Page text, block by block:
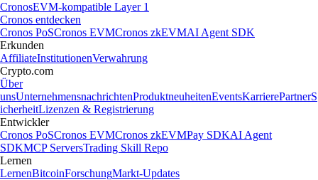
CronosEVM-kompatible Layer 1
Cronos entdecken
Cronos PoSCronos EVMCronos zkEVMAI Agent SDK
Erkunden
AffiliateInstitutionenVerwahrung
Crypto.com
Über
unsUnternehmensnachrichtenProduktneuheitenEventsKarrierePartnerS
icherheitLizenzen & Registrierung
Entwickler
Cronos PoSCronos EVMCronos zkEVMPay SDKAI Agent
SDKMCP ServersTrading Skill Repo
Lernen
LernenBitcoinForschungMarkt-Updates